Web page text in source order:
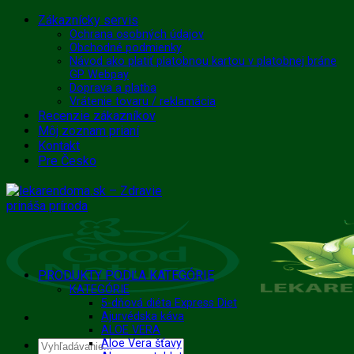
Skip
Zákaznícky servis
Ochrana osobných údajov
Obchodné podmienky
Návod ako platiť platobnou kartou v platobnej bráne
GP Webpay
Doprava a platba
Vrátenie tovaru / reklamácia
Recenzie zákazníkov
Môj zoznam prianí
Kontakt
Pre Česko
Hľadať:
PRODUKTY PODĽA KATEGÓRIE
KATEGÓRIE
5-dňová diéta Express Diet
Ajurvédska káva
ALOE VERA
Aloe Vera šťavy